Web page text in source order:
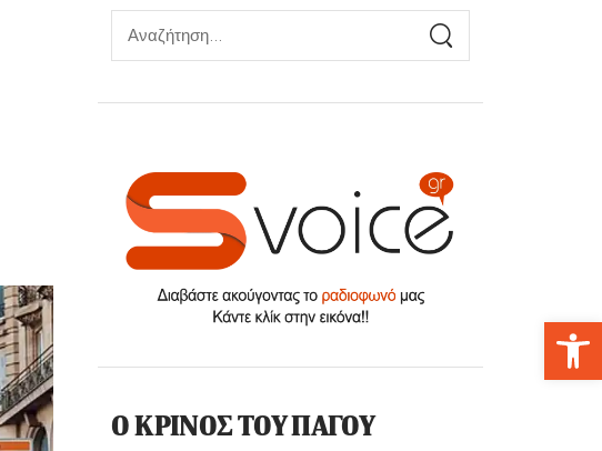
Ο ΚΡΙΝΟΣ ΤΟΥ ΠΑΓΟΥ